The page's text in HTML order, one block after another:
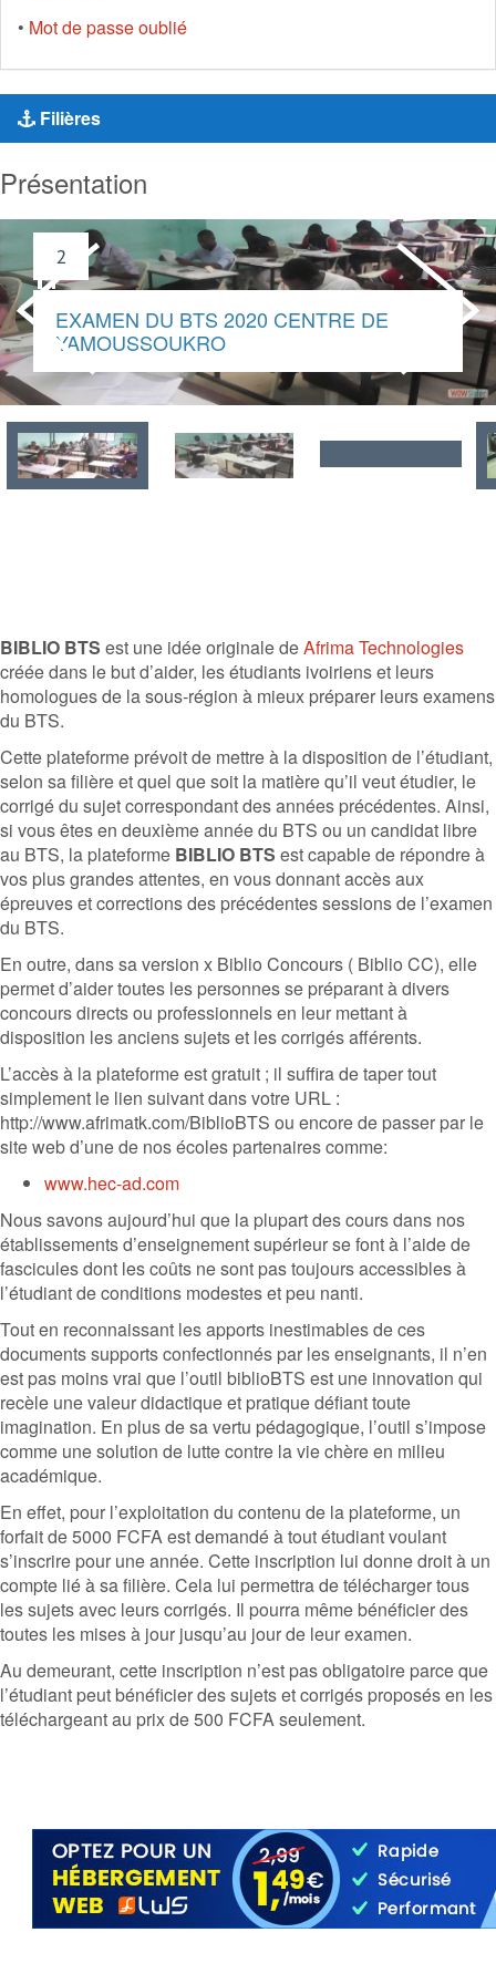
• Mot de passe oublié
Filières
Présentation
2
EXAMEN DU BTS 2020 CENTRE
YAMOUSSOUKRO
BIBLIO BTS est une idée originale deAfrima Technologies
créée dans le but d’aider, les étudiants ivoiriens et leurs
homologues de la sous-région à mieux préparer leurs examens
du BTS.
Cette plateforme prévoit de mettre à la disposition de l’étudiant,
selon sa filière et quel que soit la matière qu’il veut étudier, le
corrigé du sujet correspondant des années précédentes. Ainsi,
si vous êtes en deuxième année du BTS ou un candidat libre
au BTS, la plateforme BIBLIO BTS est capable de répondre à
vos plus grandes attentes, en vous donnant accès aux
épreuves et corrections des précédentes sessions de l’examen
du BTS.
En outre, dans sa version x Biblio Concours ( Biblio CC), elle
permet d’aider toutes les personnes se préparant à divers
concours directs ou professionnels en leur mettant à
disposition les anciens sujets et les corrigés afférents.
L’accès à la plateforme est gratuit ; il suffira de taper tout
simplement le lien suivant dans votre URL :
http://www.afrimatk.com/BiblioBTS ou encore de passer par le
site web d’une de nos écoles partenaires comme:
www.hec-ad.com
Nous savons aujourd’hui que la plupart des cours dans nos
établissements d’enseignement supérieur se font à l’aide de
fascicules dont les coûts ne sont pas toujours accessibles à
l’étudiant de conditions modestes et peu nanti.
Tout en reconnaissant les apports inestimables de ces
documents supports confectionnés par les enseignants, il n’en
est pas moins vrai que l’outil biblioBTS est une innovation qui
recèle une valeur didactique et pratique défiant toute
imagination. En plus de sa vertu pédagogique, l’outil s’impose
comme une solution de lutte contre la vie chère en milieu
académique.
En effet, pour l’exploitation du contenu de la plateforme, un
forfait de 5000 FCFA est demandé à tout étudiant voulant
s’inscrire pour une année. Cette inscription lui donne droit à un
compte lié à sa filière. Cela lui permettra de télécharger tous
les sujets avec leurs corrigés. Il pourra même bénéficier des
toutes les mises à jour jusqu’au jour de leur examen.
Au demeurant, cette inscription n’est pas obligatoire parce que
l’étudiant peut bénéficier des sujets et corrigés proposés en les
téléchargeant au prix de 500 FCFA seulement.